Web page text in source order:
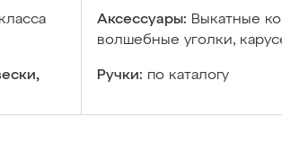
Аксессуары: Выкатные
волшебные уголки,
Ручки: по каталогу